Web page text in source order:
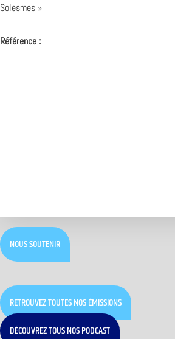
Solesmes »
Référence :
NOUS SOUTENIR
RETROUVEZ TOUTES NOS ÉMISSIONS
DÉCOUVREZ TOUS NOS PODCAST